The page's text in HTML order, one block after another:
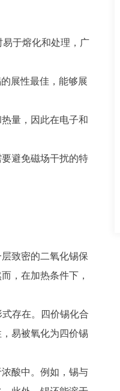
于熔化和处理，广
展性最佳，能够展
量，因此在电子和
避免磁场干扰的特
致密的二氧化锡保
，在加热条件下，
式存在。四价锡化合
易被氧化为四价锡
酸中。例如，锡与